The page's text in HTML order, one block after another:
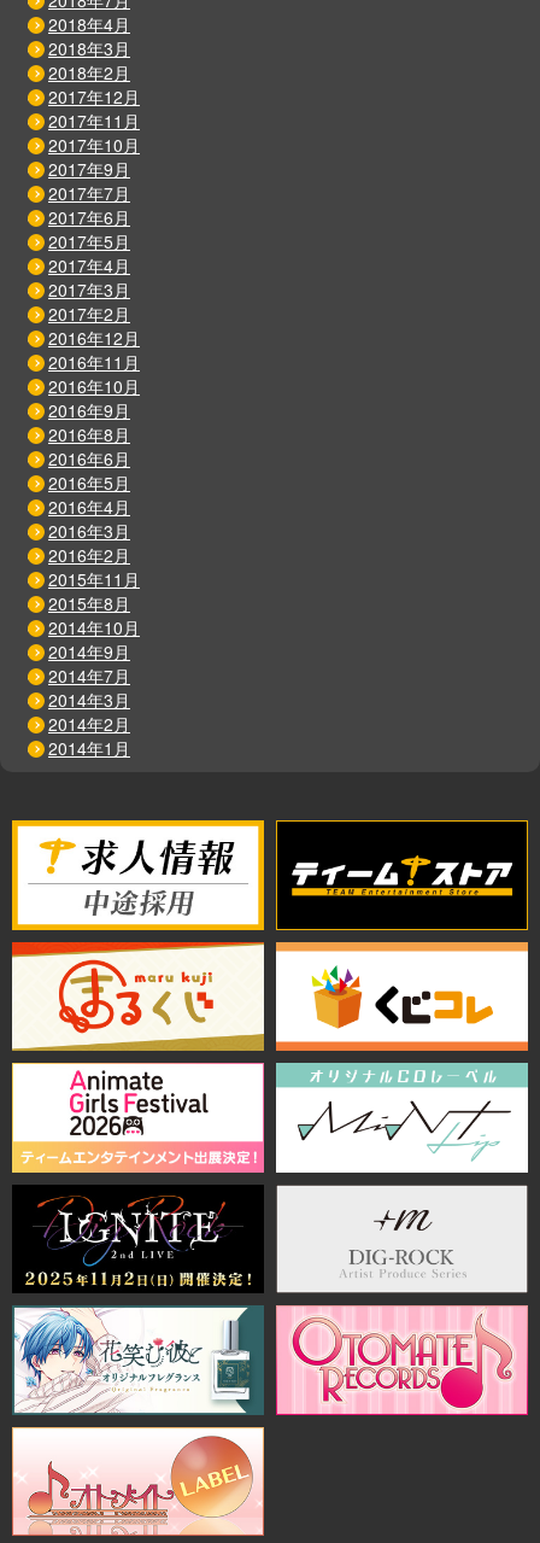
2018年4月
2018年3月
2018年2月
2017年12月
2017年11月
2017年10月
2017年9月
2017年7月
2017年6月
2017年5月
2017年4月
2017年3月
2017年2月
2016年12月
2016年11月
2016年10月
2016年9月
2016年8月
2016年6月
2016年5月
2016年4月
2016年3月
2016年2月
2015年11月
2015年8月
2014年10月
2014年9月
2014年7月
2014年3月
2014年2月
2014年1月